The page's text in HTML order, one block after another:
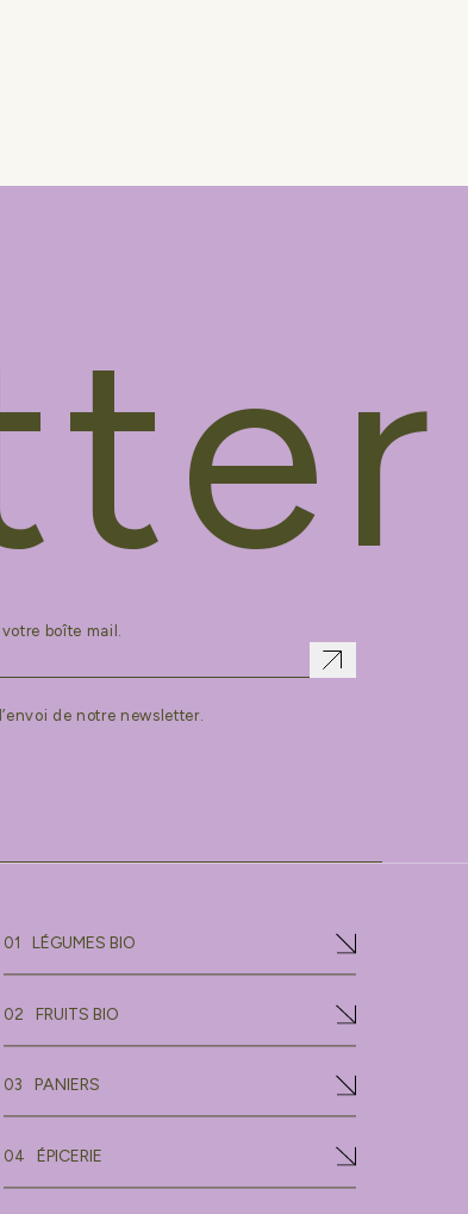
boîte mail.
de notre newsletter.
01 LÉGUMES BIO
02 FRUITS BIO
03 PANIERS
04 ÉPICERIE